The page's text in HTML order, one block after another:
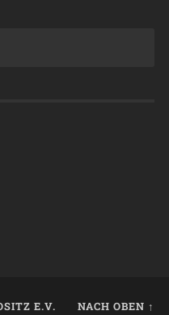
E.V. NACH OBEN ↑